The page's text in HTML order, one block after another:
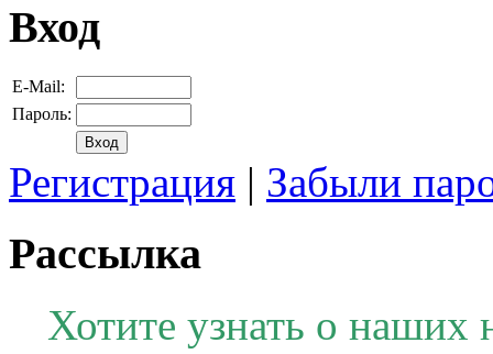
Вход
E-Mail:
Пароль:
Регистрация | Забыли
Рассылка
Хотите узнать о наших